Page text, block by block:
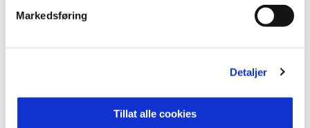
Markedsføring
Detaljer
Tillat alle cookies